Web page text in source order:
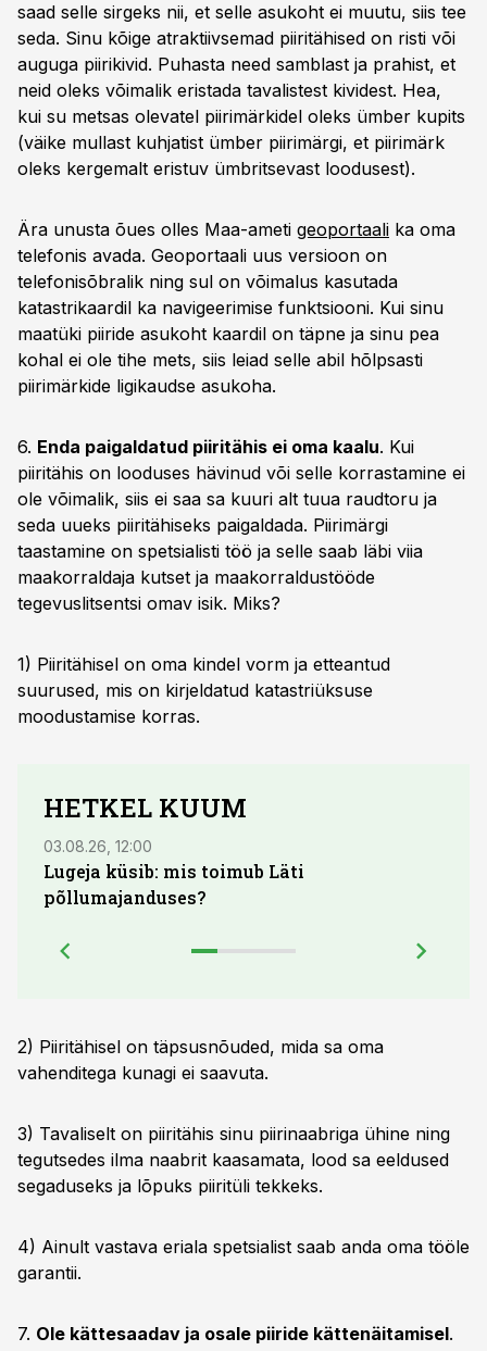
saad selle sirgeks nii, et selle asukoht ei muutu, siis tee
seda. Sinu kõige atraktiivsemad piiritähised on risti või
auguga piirikivid. Puhasta need samblast ja prahist, et
neid oleks võimalik eristada tavalistest kividest. Hea,
kui su metsas olevatel piirimärkidel oleks ümber kupits
(väike mullast kuhjatist ümber piirimärgi, et piirimärk
oleks kergemalt eristuv ümbritsevast loodusest).
Ära unusta õues olles Maa-ameti geoportaali ka oma
telefonis avada. Geoportaali uus versioon on
telefonisõbralik ning sul on võimalus kasutada
katastrikaardil ka navigeerimise funktsiooni. Kui sinu
maatüki piiride asukoht kaardil on täpne ja sinu pea
kohal ei ole tihe mets, siis leiad selle abil hõlpsasti
piirimärkide ligikaudse asukoha.
6. Enda paigaldatud piiritähis ei oma kaalu. Kui
piiritähis on looduses hävinud või selle korrastamine ei
ole võimalik, siis ei saa sa kuuri alt tuua raudtoru ja
seda uueks piiritähiseks paigaldada. Piirimärgi
taastamine on spetsialisti töö ja selle saab läbi viia
maakorraldaja kutset ja maakorraldustööde
tegevuslitsentsi omav isik. Miks?
1) Piiritähisel on oma kindel vorm ja etteantud
suurused, mis on kirjeldatud katastriüksuse
moodustamise korras.
HETKEL KUUM
03.08.26, 12:00
Lugeja küsib: mis toimub Läti
põllumajanduses?
2) Piiritähisel on täpsusnõuded, mida sa oma
vahenditega kunagi ei saavuta.
3) Tavaliselt on piiritähis sinu piirinaabriga ühine ning
tegutsedes ilma naabrit kaasamata, lood sa eeldused
segaduseks ja lõpuks piiritüli tekkeks.
4) Ainult vastava eriala spetsialist saab anda oma tööle
garantii.
7. Ole kättesaadav ja osale piiride kättenäitamisel.